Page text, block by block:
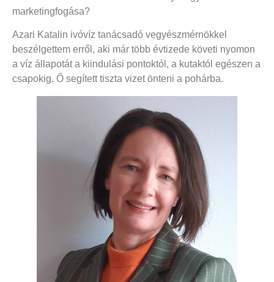
marketingfogása?
Azari Katalin ivóvíz tanácsadó vegyészmérnökkel
beszélgettem erről, aki már több évtizede követi nyomon
a víz állapotát a kiindulási pontoktól, a kutaktól egészen a
csapokig. Ő segített tiszta vizet önteni a pohárba.